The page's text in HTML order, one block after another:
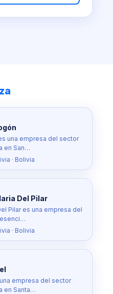
una empresa del sector
en San…
· Bolivia
Del Pilar
Pilar es una empresa del
· Bolivia
empresa del sector
en Santa…